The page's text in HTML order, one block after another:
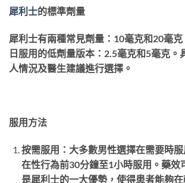
犀利士的標準劑量
犀利士有兩種常見劑量：10毫克和20毫
日服用的低劑量版本：2.5毫克和5毫克。
人情況及醫生建議進行選擇。
服用方法
按需服用：大多數男性選擇在需要時
在性行為前30分鐘至1小時服用。藥效
是犀利士的一大優勢，使得患者能夠